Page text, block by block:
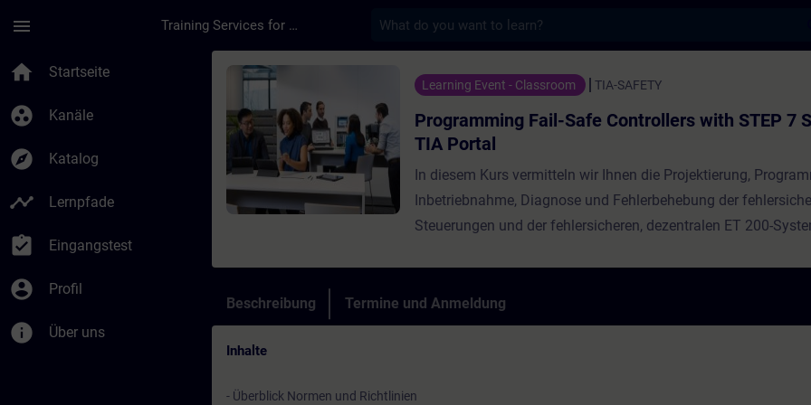
menu Training Services for Digital Industries
home Startseite
group_work Kanäle
explore Katalog
timeline Lernpfade
assignment_turned_in Eingangstest
account_circle Profil
info Über uns
Kurs - Programming Fail-Safe Controllers with STEP 7
Learning Event - Classroom TIA-SAFETY
Programming Fail-Safe Controllers with STEP 7
TIA Portal
In diesem Kurs vermitteln wir Ihnen die Projektierung,
Inbetriebnahme, Diagnose und Fehlerbehebung der
Steuerungen und der fehlersicheren, dezentralen ET 200-
Praxis umzusetzen.
Beschreibung Termine und Anmeldung
Inhalte
- Überblick Normen und Richtlinien